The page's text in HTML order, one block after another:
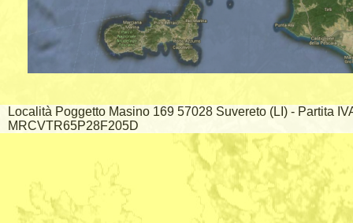
Località Poggetto Masino 169 57028 Suvereto (LI) - Partita
MRCVTR65P28F205D